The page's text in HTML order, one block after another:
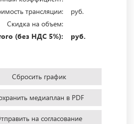
трансляции:
руб.
Скидка на объем:
(без НДС 5%):
руб.
Сбросить график
медиаплан в PDF
на согласование